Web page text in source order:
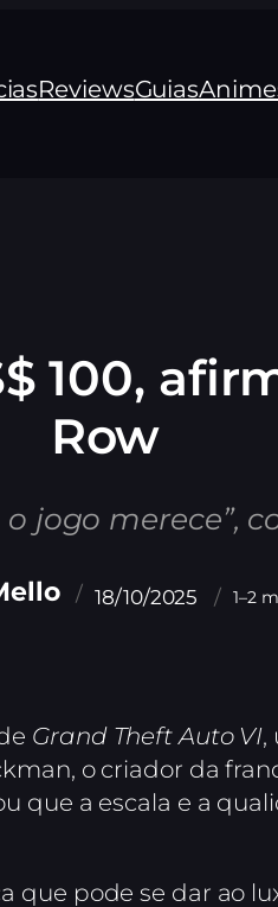
ReviewsGuias
100,
Row
o jogo merece”,
18/10/2025 1–2
Grand Theft Auto VI,
o criador da
que a escala e a
que pode se dar ao